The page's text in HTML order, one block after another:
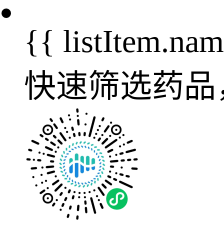
{{
快速筛选药